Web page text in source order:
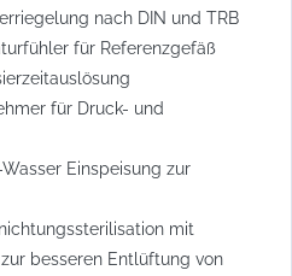
nach DIN und TRB
für Referenzgefäß
für Druck- und
Einspeisung zur
mit
besseren Entlüftung von